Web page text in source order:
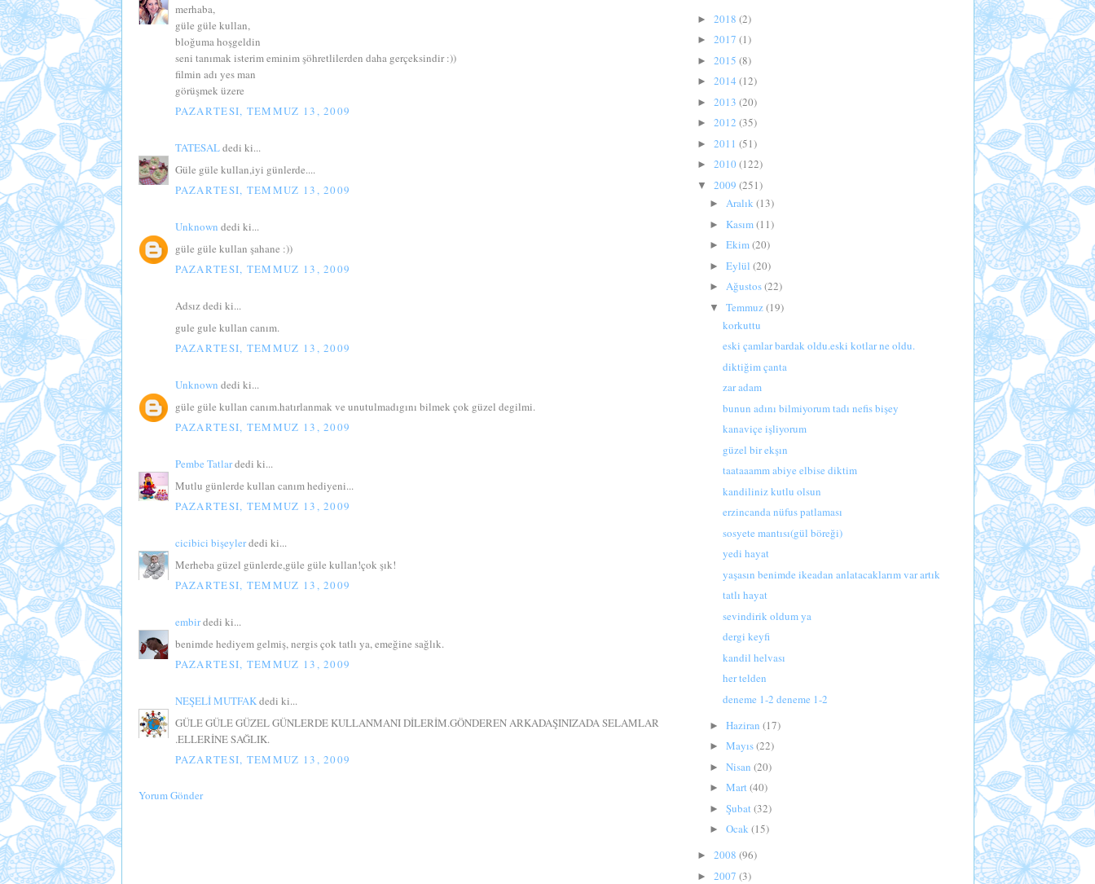
merhaba,
güle güle kullan,
bloğuma hoşgeldin
seni tanımak isterim eminim şöhretlilerden daha gerçeksindir :))
filmin adı yes man
görüşmek üzere
PAZARTESI, TEMMUZ 13, 2009
TATESALdedi ki...
Güle güle kullan,iyi günlerde....
PAZARTESI, TEMMUZ 13, 2009
Unknown dedi ki...
güle güle kullan şahane :))
PAZARTESI, TEMMUZ 13, 2009
Adsız dedi ki...
gule gule kullan canım.
PAZARTESI, TEMMUZ 13, 2009
Unknown dedi ki...
güle güle kullan canım.hatırlanmak ve unutulmadıgını bilmek çok güzel degilmi.
PAZARTESI, TEMMUZ 13, 2009
Pembe Tatlardedi ki...
Mutlu günlerde kullan canım hediyeni...
PAZARTESI, TEMMUZ 13, 2009
cicibici bişeylerdedi ki...
Merheba güzel günlerde,güle güle kullan!çok şık!
PAZARTESI, TEMMUZ 13, 2009
embirdedi ki...
benimde hediyem gelmiş, nergis çok tatlı ya, emeğine sağlık.
PAZARTESI, TEMMUZ 13, 2009
NEŞELİ MUTFAKdedi ki...
GÜLE GÜLE GÜZEL GÜNLERDE KULLANMANI DİLERİM.GÖNDEREN ARKADAŞINIZADA SELAMLAR
.ELLERİNE SAĞLIK.
PAZARTESI, TEMMUZ 13, 2009
Yorum Gönder
► 2018 (2)
► 2017 (1)
► 2015 (8)
► 2014 (12)
► 2013 (20)
► 2012 (35)
► 2011 (51)
► 2010(122)
▼ 2009 (251)
►Aralık(13)
►Kasım(11)
►Ekim(20)
►Eylül (20)
►Ağustos(22)
▼Temmuz(19)
korkuttu
eski çamlar bardak oldu.eski kotlar ne oldu.
diktiğim çanta
zar adam
bunun adını bilmiyorum tadı nefis bişey
kanaviçe işliyorum
güzel bir ekşın
taataaamm abiye elbise diktim
kandiliniz kutlu olsun
erzincanda nüfus patlaması
sosyete mantısı(gül böreği)
yedi hayat
yaşasın benimde ikeadan anlatacaklarım var artık
tatlı hayat
sevindirik oldum ya
dergi keyfi
kandil helvası
her telden
deneme 1-2 deneme 1-2
►Haziran (17)
►Mayıs(22)
►Nisan (20)
►Mart(40)
►Şubat(32)
►Ocak(15)
► 2008 (96)
► 2007 (3)